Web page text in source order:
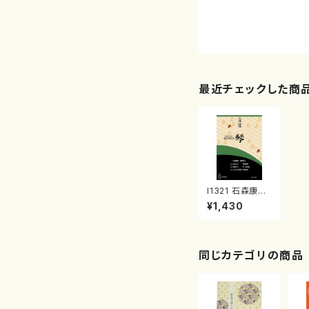
最近チェックした商
I1321 石森康雄
編曲集２（箏ソ
ロ/箏２/石森康
¥1,430
同じカテゴリの商品